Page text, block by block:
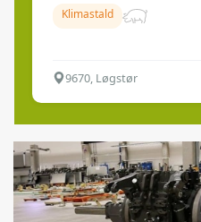
Klimastald
9670, Løgstør